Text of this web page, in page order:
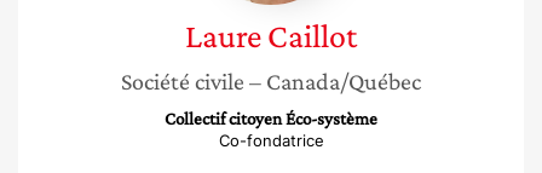
LaureCaillot
Société civile – Canada/Québec
Collectif citoyen Éco-système
Co-fondatrice